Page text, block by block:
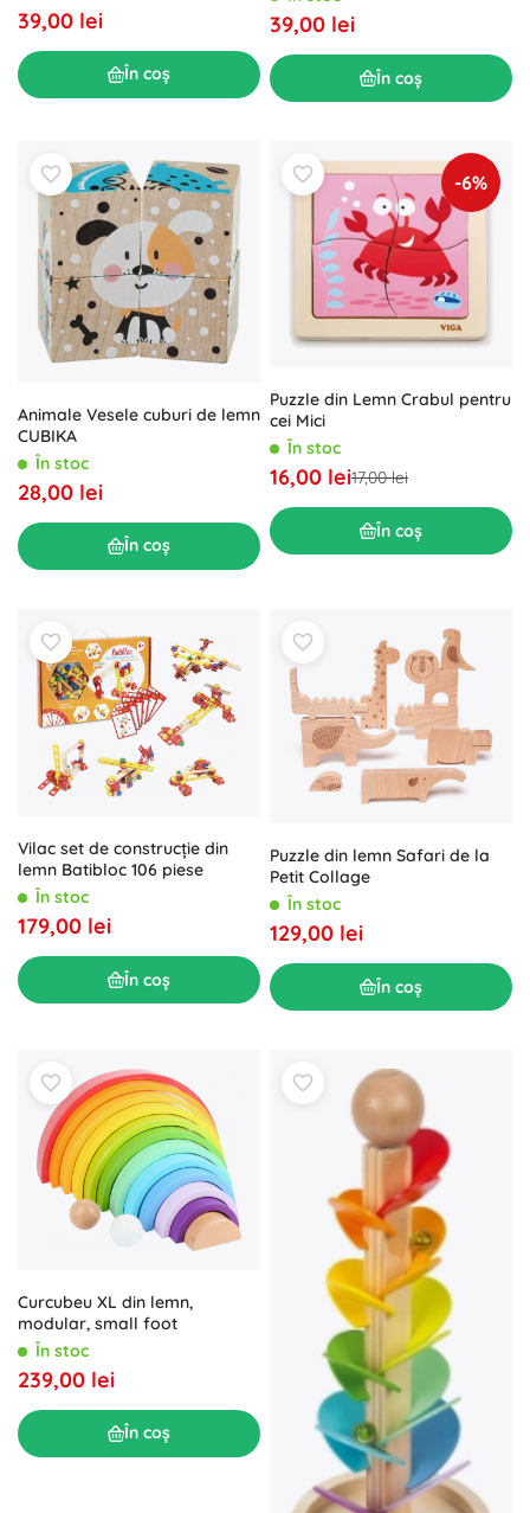
39,00 lei
În coș
39,00 lei
În coș
Animale Vesele cuburi de lemn
CUBIKA
În stoc
28,00 lei
În coș
-6%
Puzzle din Lemn Crabul pentru
cei Mici
În stoc
16,00 lei17,00 lei
În coș
Vilac set de construcție din
lemn Batibloc 106 piese
În stoc
179,00 lei
În coș
Puzzle din lemn Safari de la
Petit Collage
În stoc
129,00 lei
În coș
Curcubeu XL din lemn,
modular, small foot
În stoc
239,00 lei
În coș